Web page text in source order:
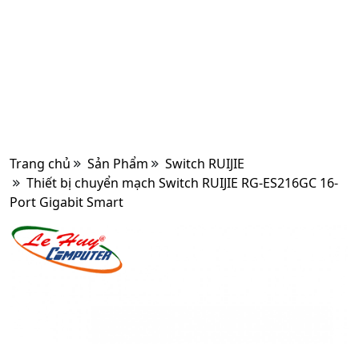
Trang chủ Sản Phẩm
Switch RUIJIE
Thiết bị chuyển mạch Switch RUIJIE RG-ES216GC 16-
Port Gigabit Smart